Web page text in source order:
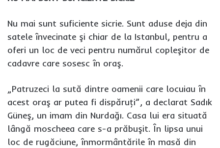
Nu mai sunt suficiente sicrie. Sunt aduse deja din
satele învecinate şi chiar de la Istanbul, pentru a
oferi un loc de veci pentru numărul copleşitor de
cadavre care sosesc în oraş.
„Patruzeci la sută dintre oamenii care locuiau în
acest oraş ar putea fi dispăruţi”, a declarat Sadık
Güneş, un imam din Nurdağı. Casa lui era situată
lângă moscheea care s-a prăbuşit. În lipsa unui
loc de rugăciune, înmormântările în masă din